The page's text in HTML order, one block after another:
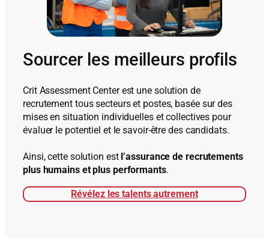
Sourcer les meilleurs profils
Crit Assessment Center est une solution de
recrutement tous secteurs et postes, basée sur des
mises en situation individuelles et collectives pour
évaluer le potentiel et le savoir-être des candidats.
Ainsi, cette solution est l’assurance de recrutements
plus humains et plus performants.
Révélez les talents autrement